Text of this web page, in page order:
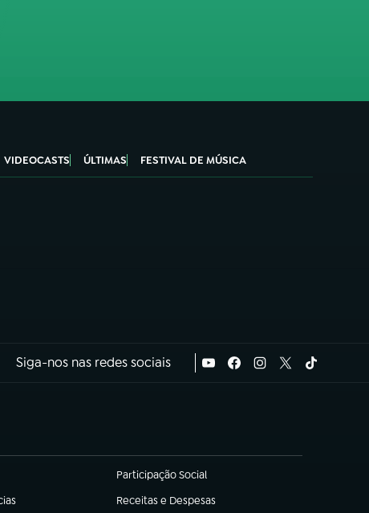
VIDEOCASTS ÚLTIMAS FESTIVAL DE MÚSICA
Siga-nos nas redes sociais
Participação Social
(abre em nova aba)
Receitas e Despesas
(abre em nova aba)